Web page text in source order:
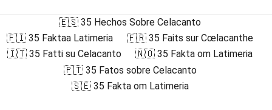
🇪🇸 35 Hechos Sobre Celacanto
🇫🇮 35 Faktaa Latimeria
🇫🇷 35 Faits sur Cœlacanthe
🇮🇹 35 Fatti su Celacanto
🇳🇴 35 Fakta om Latimeria
🇵🇹 35 Fatos sobre Celacanto
🇸🇪 35 Fakta om Latimeria